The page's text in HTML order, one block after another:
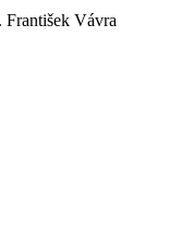
Vávra